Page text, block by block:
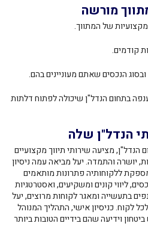
מורשה
של המתווך.
קודמים.
הנכסים שאתם מעוניינים בהם.
בתחום הנדל"ן שיכולה לפתוח דלתות
הנדל"ן שלה
הנדל"ן, מציעה שירותי תיווך מקצועיים
יושרה והתמדה. יעל מביאה עמה ניסיון
ללקוחותיה פתרונות מותאמים
ליווי קונים ומשקיעים, ואסטרטגיות
בתעשייה ומאגר לקוחות מרוצים, יעל
לקוח. כניסיון אישי, התהליך המנוהל
וידיעה שהם בידיים הטובות ביותר